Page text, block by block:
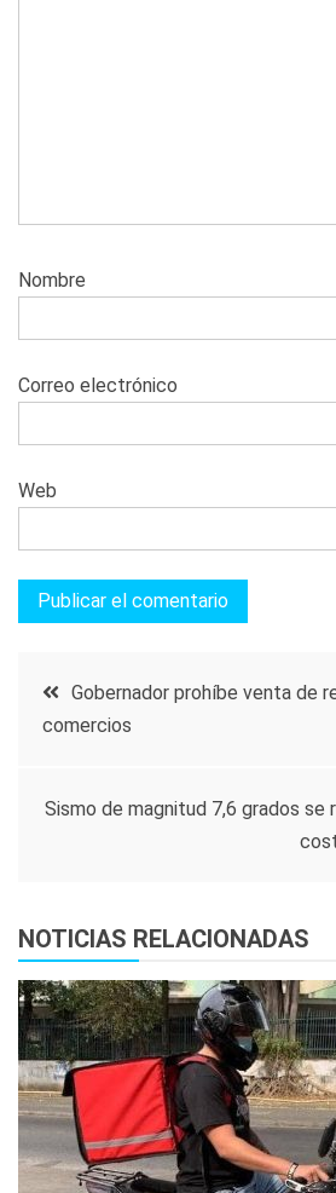
Nombre
Correo electrónico
Web
Navegación
entradas
Gobernador prohíbe venta de
comercios
Sismo de magnitud 7,6 grados
NOTICIAS RELACIONADAS